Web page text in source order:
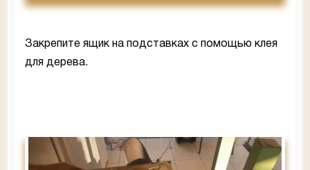
Закрепите ящик на подставках с помощью клея
для дерева.